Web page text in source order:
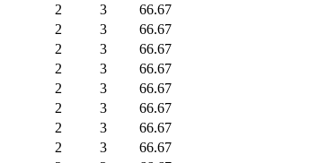
2 3
66.67
2 3
66.67
2 3
66.67
2 3
66.67
2 3
66.67
2 3
66.67
2 3
66.67
2 3
66.67